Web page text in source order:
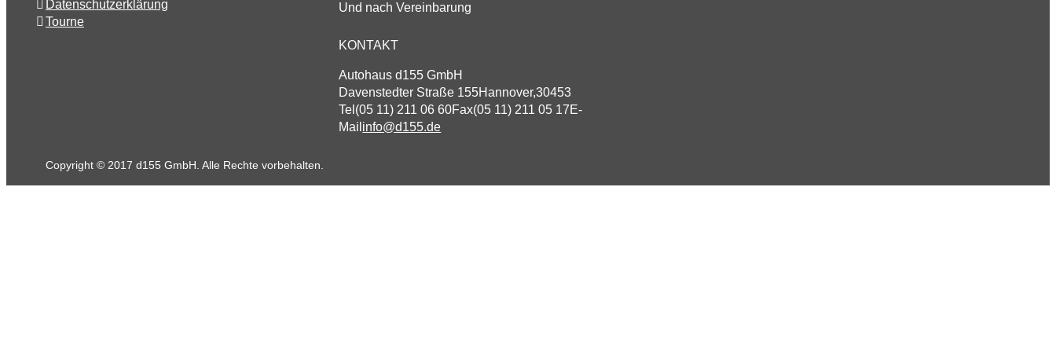
Datenschutzerklärung
Tourne
Und nach Vereinbarung
KONTAKT
Autohaus d155 GmbH
Davenstedter Straße 155Hannover,30453
Tel (05 11) 211 06 60Fax(05 11) 211 05 17E-
Mail info@d155.de
Copyright © 2017 d155 GmbH. Alle Rechte vorbehalten.